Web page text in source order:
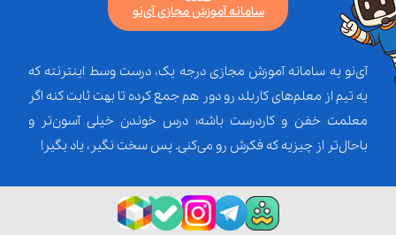
سامانه آموزش مجازی آی‌نو
آی‌نو یه سامانه آموزش مجازی درجه یک، درست وسط اینترنته که
یه تیم از معلم‌‌های کاربلد رو دور هم جمع کرده تا بهت ثابت کنه اگر
معلمت خفن و کاردرست باشه؛ درس خوندن خیلی آسون‌تر و
باحال‌تر از چیزیه که فکرش رو می‌کنی. پس سخت نگیر، یاد بگیر!